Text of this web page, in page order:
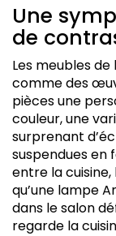
Une
de
Les meubles
comme des
pièces une
couleur, une
surprenant
suspendues
entre la
qu’une lampe
dans le salon
regarde la